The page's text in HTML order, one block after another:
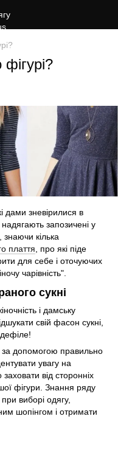
дами зневірилися в
запозичені у
знаючи кілька
плаття, про які піде
для себе і оточуючих
чарівність".
сукні
і дамську
свій фасон сукні,
допомогою правильно
увагу на
від сторонніх
фігури. Знання ряду
виборі одягу,
шопінгом і отримати